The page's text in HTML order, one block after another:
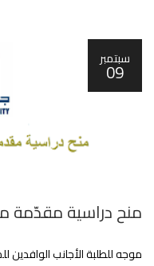
سبتمبر
09
منح دراسية مقدّمة
موجه للطلبة الأجانب الوافدين